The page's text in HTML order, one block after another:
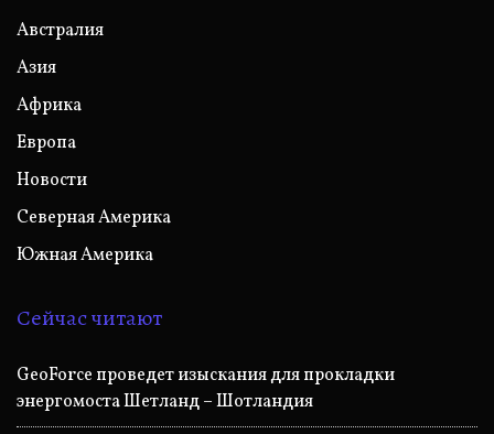
Австралия
Азия
Африка
Европа
Новости
Северная Америка
Южная Америка
Сейчас читают
GeoForce проведет изыскания для прокладки
энергомоста Шетланд – Шотландия